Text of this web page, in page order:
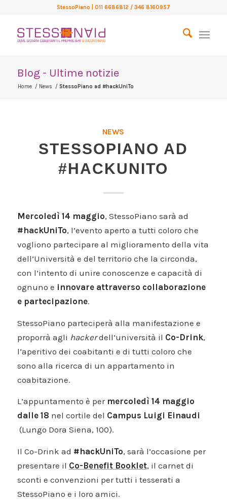
StessoPiano | 011 6686812 / 346 8160957
Blog - Ultime notizie
Home / News / StessoPiano ad #hackUniTo
NEWS
STESSOPIANO AD
#HACKUNITO
Mercoledì 14 maggio, StessoPiano sarà ad
#hackUniTo, l’evento aperto a tutti coloro che
vogliono partecipare al miglioramento della vita
dell’Università e del territorio che la circonda,
con l’intento di unire conoscenze e capacità di
ognuno e innovare attraverso collaborazione
e partecipazione.
StessoPiano parteciperà alla manifestazione e
proporrà agli hackerdell’università il Co-Drink,
l’aperitivo dei coabitanti e di tutti coloro che
sono alla ricerca di un appartamento in
coabitazione.
L’appuntamento è per mercoledì 14 maggio
dalle 18 nel cortile del Campus Luigi Einaudi
(Lungo Dora Siena, 100).
Il Co-Drink ad #hackUniTo, sarà l’occasione per
presentare il Co-Benefit Booklet, il carnet di
sconti e convenzioni per tutti i tesserati a
StessoPiano e i loro amici.